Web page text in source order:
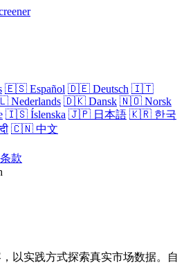
🇪🇸 Español 🇩🇪 Deutsch 🇮🇹
Nederlands 🇩🇰 Dansk 🇳🇴 Norsk
🇮🇸 Íslenska 🇯🇵 日本語 🇰🇷 한국
🇨🇳 中文
条款
以实践方式探索真实市场数据。自